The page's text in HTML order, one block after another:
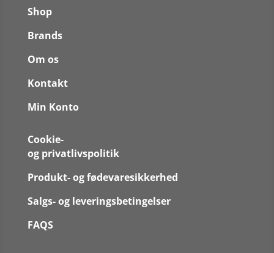
Shop
Brands
Om os
Kontakt
Min Konto
Cookie-
og privatlivspolitik
Produkt- og fødevaresikkerhed
Salgs- og leveringsbetingelser
FAQS